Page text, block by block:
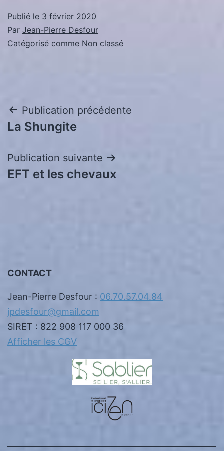
Publié le 3 février 2020
Par Jean-Pierre Desfour
Catégorisé comme Non classé
Navigation
de
l’article
Publication précédente
La Shungite
Publication suivante
EFT et les chevaux
CONTACT
Jean-Pierre Desfour : 06.70.57.04.84
jpdesfour@gmail.com
SIRET : 822 908 117 000 36
Afficher les CGV